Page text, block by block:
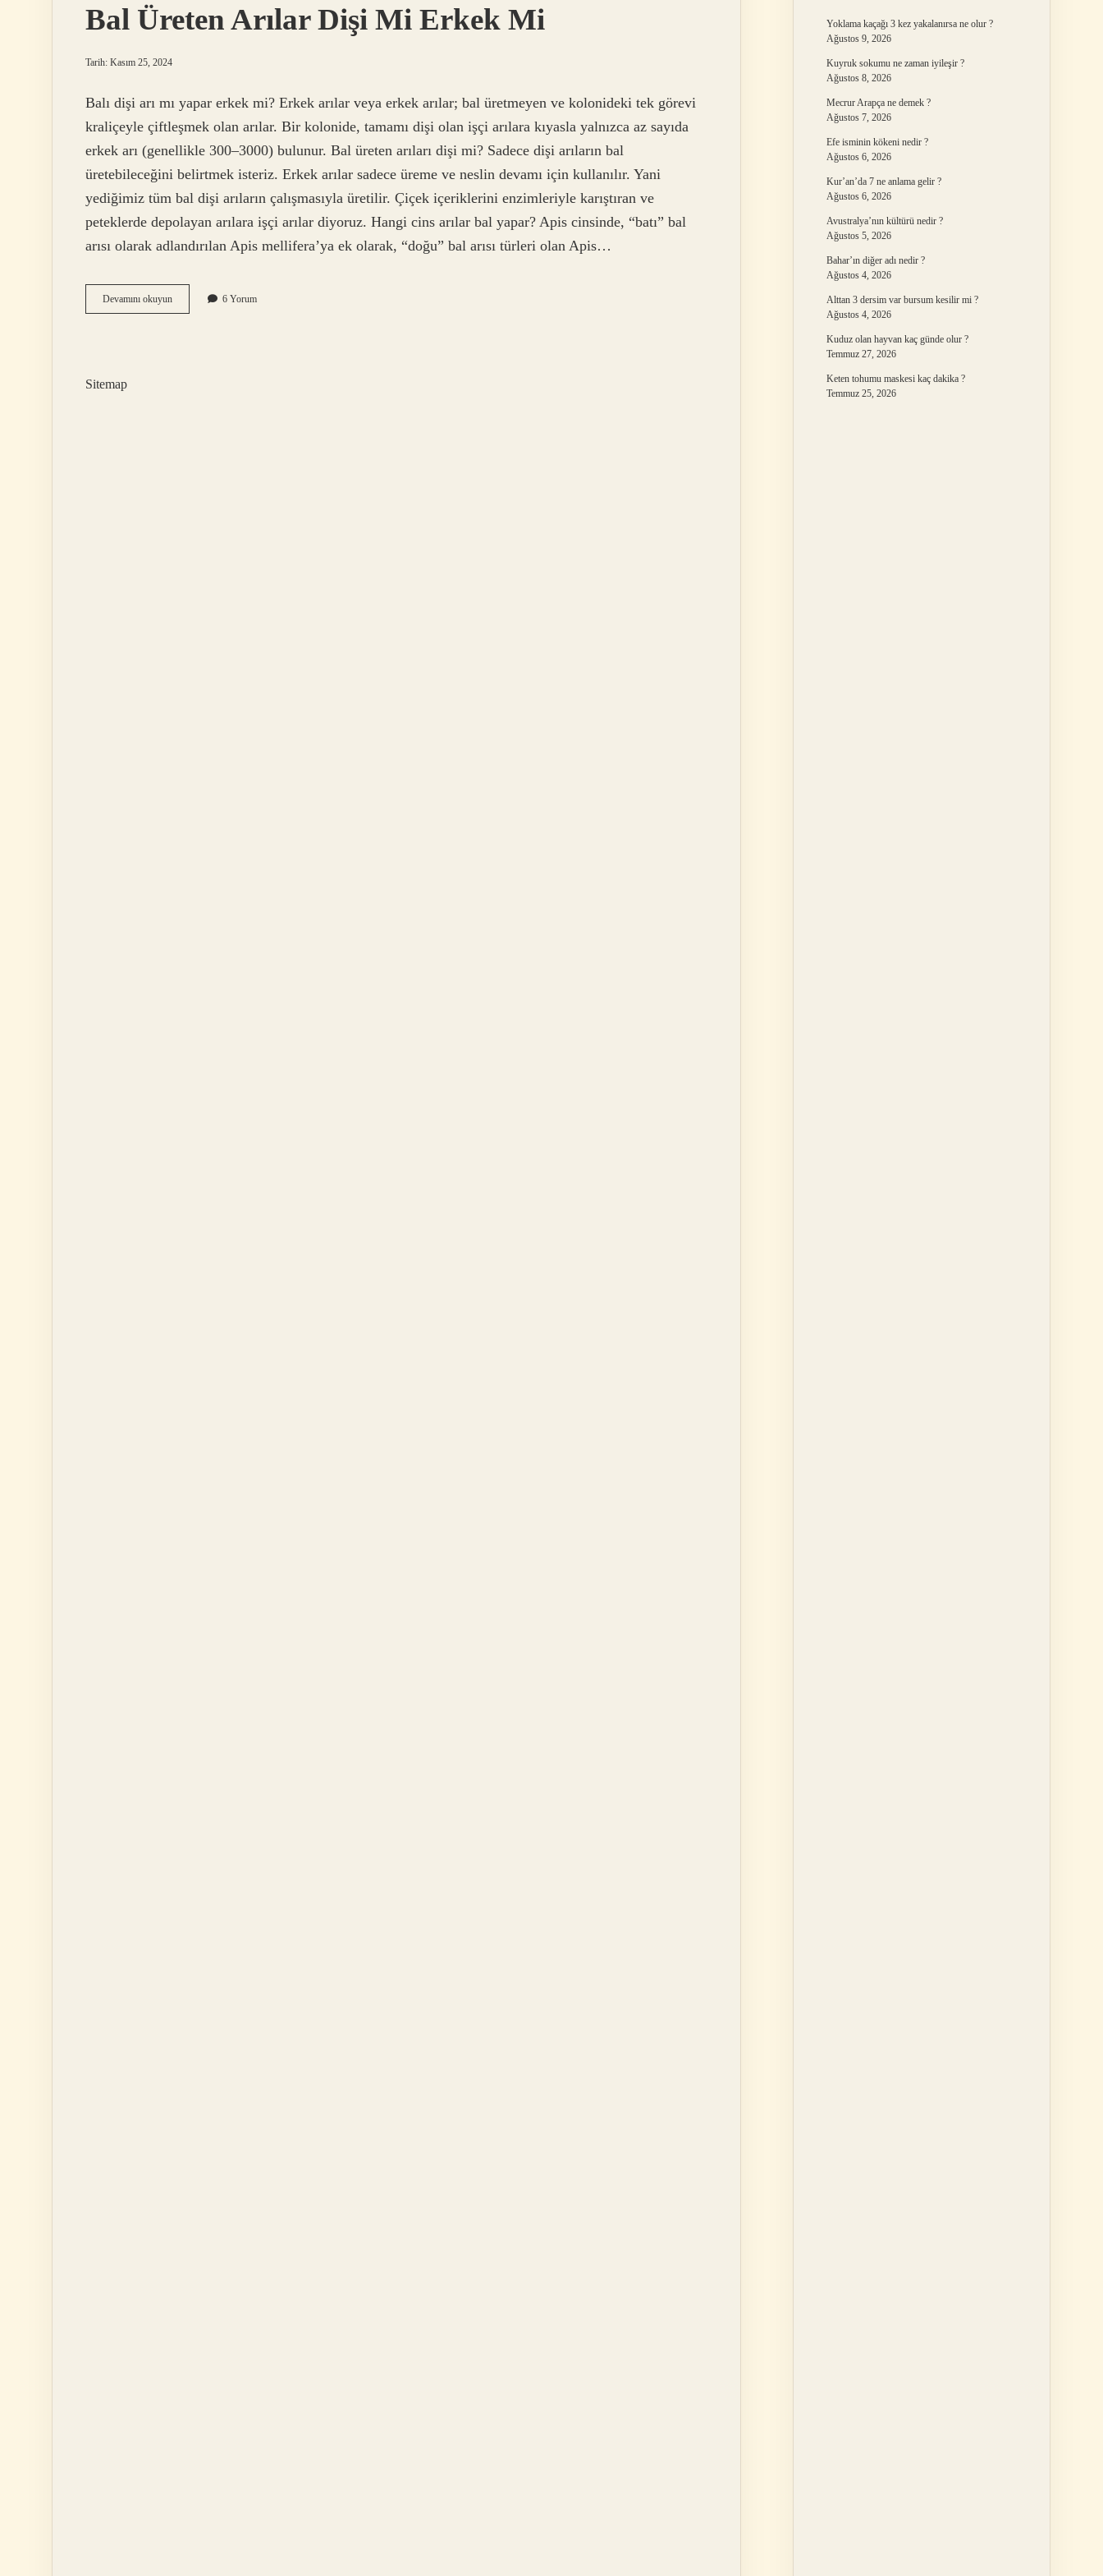
Bal Üreten Arılar Dişi Mi Erkek Mi
Tarih: Kasım 25, 2024
Balı dişi arı mı yapar erkek mi? Erkek arılar veya erkek arılar; bal üretmeyen ve kolonideki tek görevi
kraliçeyle çiftleşmek olan arılar. Bir kolonide, tamamı dişi olan işçi arılara kıyasla yalnızca az sayıda
erkek arı (genellikle 300–3000) bulunur. Bal üreten arıları dişi mi? Sadece dişi arıların bal
üretebileceğini belirtmek isteriz. Erkek arılar sadece üreme ve neslin devamı için kullanılır. Yani
yediğimiz tüm bal dişi arıların çalışmasıyla üretilir. Çiçek içeriklerini enzimleriyle karıştıran ve
peteklerde depolayan arılara işçi arılar diyoruz. Hangi cins arılar bal yapar? Apis cinsinde, “batı” bal
arısı olarak adlandırılan Apis mellifera’ya ek olarak, “doğu” bal arısı türleri olan Apis…
Devamını okuyunBal
Üreten
6 Yorum
Sitemap
Yoklama kaçağı 3 kez yakalanırsa ne olur ?
Ağustos 9, 2026
Kuyruk sokumu ne zaman iyileşir ?
Ağustos 8, 2026
Mecrur Arapça ne demek ?
Ağustos 7, 2026
Efe isminin kökeni nedir ?
Ağustos 6, 2026
Kur’an’da 7 ne anlama gelir ?
Ağustos 6, 2026
Avustralya’nın kültürü nedir ?
Ağustos 5, 2026
Bahar’ın diğer adı nedir ?
Ağustos 4, 2026
Alttan 3 dersim var bursum kesilir mi ?
Ağustos 4, 2026
Kuduz olan hayvan kaç günde olur ?
Temmuz 27, 2026
Keten tohumu maskesi kaç dakika ?
Temmuz 25, 2026